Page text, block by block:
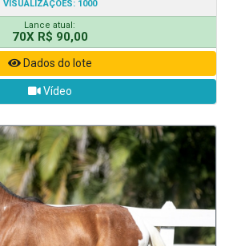
VISUALIZAÇÕES: 1000
Lance atual:
70X R$ 90,00
Dados do lote
Vídeo